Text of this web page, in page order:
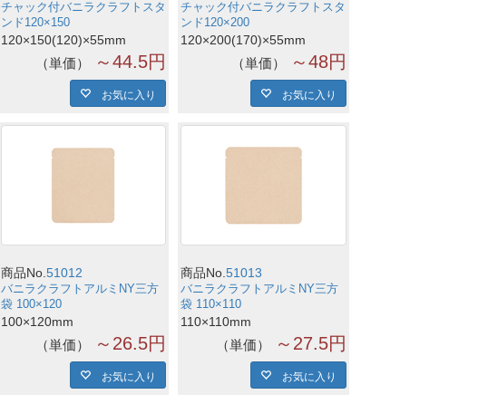
チャック付バニラクラフトスタ
ンド120×150
120×150(120)×55mm
単価 ～44.5円
お気に入り
チャック付バニラクラフトスタ
ンド120×200
120×200(170)×55mm
単価 ～48円
お気に入り
商品No.51012
バニラクラフトアルミNY三方
袋 100×120
100×120mm
単価 ～26.5円
お気に入り
商品No.51013
バニラクラフトアルミNY三方
袋 110×110
110×110mm
単価 ～27.5円
お気に入り